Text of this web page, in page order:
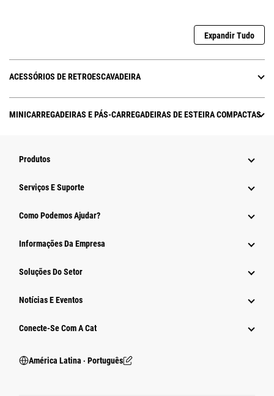
Expandir Tudo
ACESSÓRIOS DE RETROESCAVADEIRA
MINICARREGADEIRAS E PÁS-CARREGADEIRAS DE ESTEIRA COMPACTAS
Produtos
Serviços E Suporte
Como Podemos Ajudar?
Informações Da Empresa
Soluções Do Setor
Notícias E Eventos
Conecte-Se Com A Cat
América Latina ‧ Português